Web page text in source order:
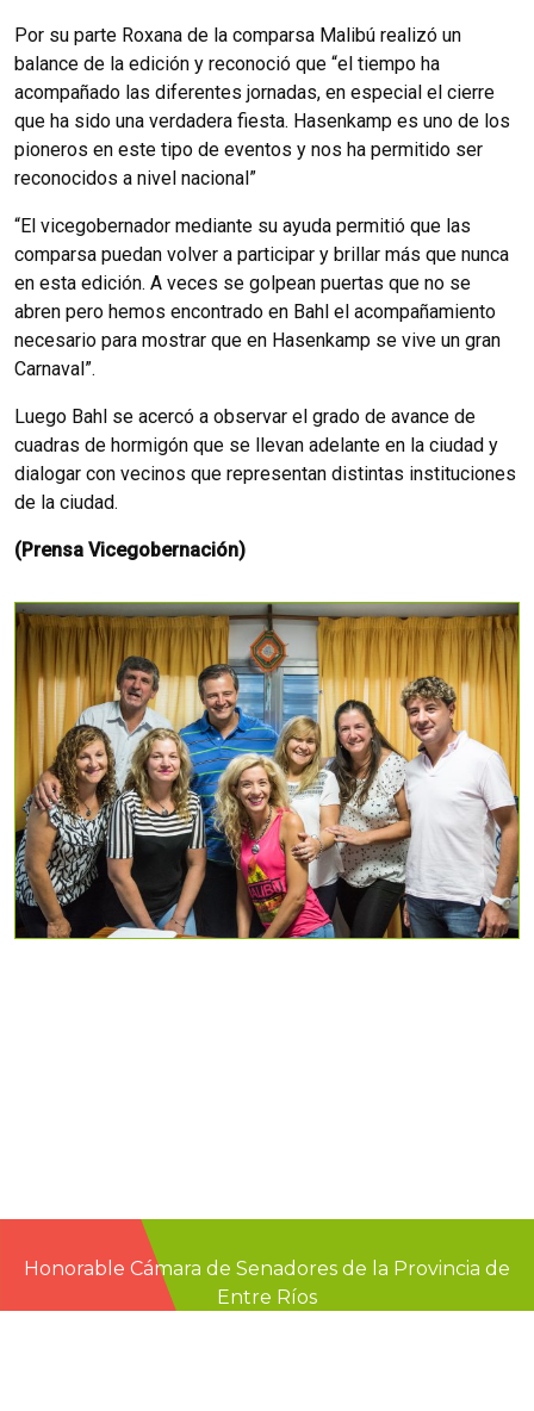
Por su parte Roxana de la comparsa Malibú realizó un
balance de la edición y reconoció que “el tiempo ha
acompañado las diferentes jornadas, en especial el cierre
que ha sido una verdadera fiesta. Hasenkamp es uno de los
pioneros en este tipo de eventos y nos ha permitido ser
reconocidos a nivel nacional”
“El vicegobernador mediante su ayuda permitió que las
comparsa puedan volver a participar y brillar más que nunca
en esta edición. A veces se golpean puertas que no se
abren pero hemos encontrado en Bahl el acompañamiento
necesario para mostrar que en Hasenkamp se vive un gran
Carnaval”.
Luego Bahl se acercó a observar el grado de avance de
cuadras de hormigón que se llevan adelante en la ciudad y
dialogar con vecinos que representan distintas instituciones
de la ciudad.
(Prensa Vicegobernación)
Honorable Cámara de Senadores de la Provincia de
Entre Ríos